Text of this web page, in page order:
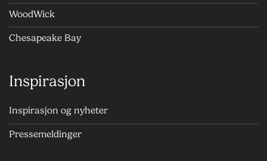
WoodWick
Chesapeake Bay
Inspirasjon
Inspirasjon og nyheter
Pressemeldinger